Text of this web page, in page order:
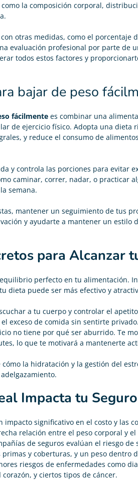
la composición corporal,
otras medidas, como el porcentaje
evaluación profesional por parte de
todos estos factores y
bajar de peso
fácilmente es combinar una
de ejercicio físico. Adopta una dieta
y reduce el consumo de
y controla las porciones para evitar
caminar, correr, nadar, o practicar
semana.
mantener un seguimiento de tus
y ayudarte a mantener un estilo
para Alcanzar
perfecto en tu alimentación.
dieta puede ser más efectivo y
a tu cuerpo y controlar el
exceso de comida sin sentirte privado.
no tiene por qué ser aburrido. Te
lo que te motivará a mantenerte
cómo la hidratación y la gestión del
Impacta tu
significativo en el costo y las
relación entre el peso corporal y
de seguros evalúan el riesgo de
y coberturas, y un peso dentro
riesgos de enfermedades como
y ciertos tipos de cáncer.